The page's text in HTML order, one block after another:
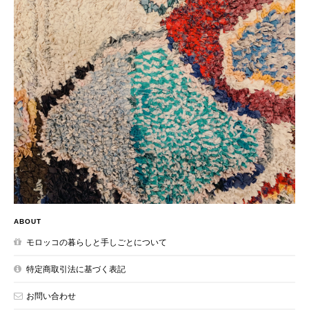
ABOUT
モロッコの暮らしと手しごとについて
特定商取引法に基づく表記
お問い合わせ